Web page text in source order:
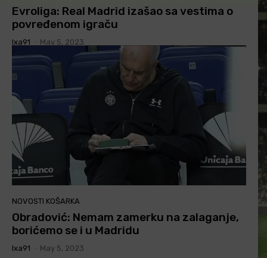
Evroliga: Real Madrid izašao sa vestima o
povređenom igraču
Ixa91 May 5, 2023
NOVOSTI KOŠARKA
Obradović: Nemam zamerku na zalaganje,
borićemo se i u Madridu
Ixa91 May 5, 2023